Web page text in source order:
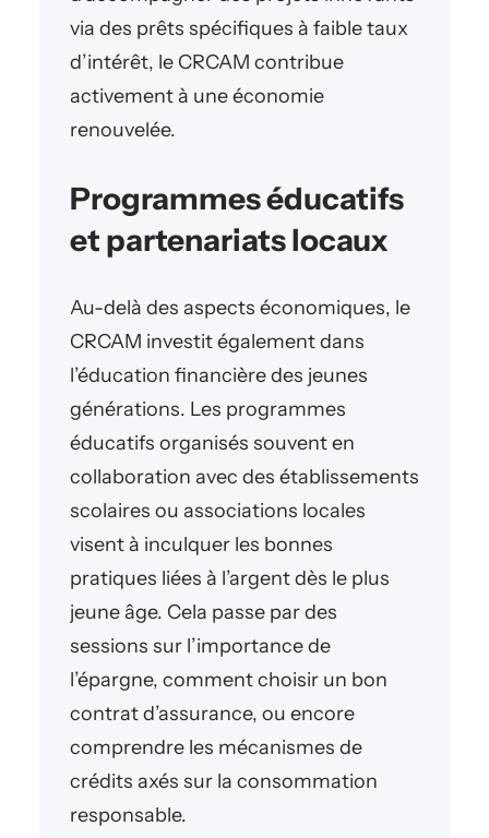
via des prêts spécifiques à faible taux
d’intérêt, le CRCAM contribue
activement à une économie
renouvelée.
Programmes éducatifs
et partenariats locaux
Au-delà des aspects économiques, le
CRCAM investit également dans
l’éducation financière des jeunes
générations. Les programmes
éducatifs organisés souvent en
collaboration avec des établissements
scolaires ou associations locales
visent à inculquer les bonnes
pratiques liées à l’argent dès le plus
jeune âge. Cela passe par des
sessions sur l’importance de
l’épargne, comment choisir un bon
contrat d’assurance, ou encore
comprendre les mécanismes de
crédits axés sur la consommation
responsable.